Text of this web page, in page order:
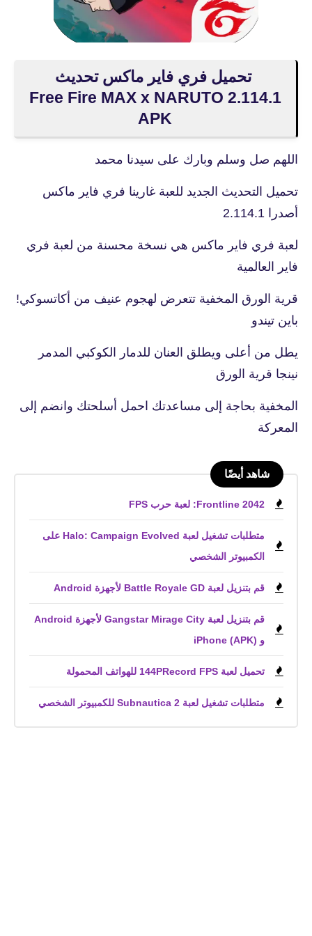
تحميل فري فاير ماكس تحديث
2.114.1 Free Fire MAX x NARUTO
APK
اللهم صل وسلم وبارك على سيدنا محمد
تحميل التحديث الجديد للعبة غارينا فري فاير ماكس
أصدرا 2.114.1
لعبة فري فاير ماكس هي نسخة محسنة من لعبة فري
فاير العالمية
قرية الورق المخفية تتعرض لهجوم عنيف من أكاتسوكي!
باين تيندو
يطل من أعلى ويطلق العنان للدمار الكوكبي المدمر
نينجا قرية الورق
المخفية بحاجة إلى مساعدتك احمل أسلحتك وانضم إلى
المعركة
شاهد أيضًا
Frontline 2042: لعبة حرب FPS
متطلبات تشغيل لعبة Halo: Campaign Evolved على
الكمبيوتر الشخصي
قم بتنزيل لعبة Battle Royale GD لأجهزة Android
قم بتنزيل لعبة Gangstar Mirage City لأجهزة Android
و iPhone (APK)
تحميل لعبة 144PRecord FPS للهواتف المحمولة
متطلبات تشغيل لعبة Subnautica 2 للكمبيوتر الشخصي